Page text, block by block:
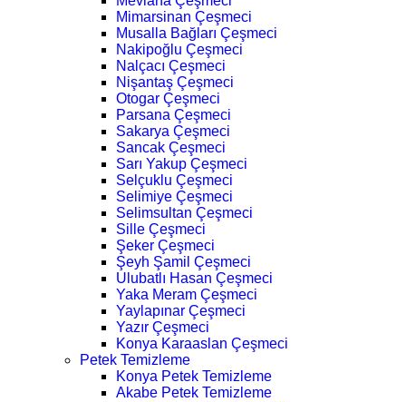
Mimarsinan Çeşmeci
Musalla Bağları Çeşmeci
Nakipoğlu Çeşmeci
Nalçacı Çeşmeci
Nişantaş Çeşmeci
Otogar Çeşmeci
Parsana Çeşmeci
Sakarya Çeşmeci
Sancak Çeşmeci
Sarı Yakup Çeşmeci
Selçuklu Çeşmeci
Selimiye Çeşmeci
Selimsultan Çeşmeci
Sille Çeşmeci
Şeker Çeşmeci
Şeyh Şamil Çeşmeci
Ulubatlı Hasan Çeşmeci
Yaka Meram Çeşmeci
Yaylapınar Çeşmeci
Yazır Çeşmeci
Konya Karaaslan Çeşmeci
Petek Temizleme
Konya Petek Temizleme
Akabe Petek Temizleme